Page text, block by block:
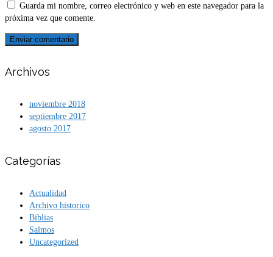
Guarda mi nombre, correo electrónico y web en este navegador para la
próxima vez que comente.
Archivos
noviembre 2018
septiembre 2017
agosto 2017
Categorías
Actualidad
Archivo historico
Biblias
Salmos
Uncategorized